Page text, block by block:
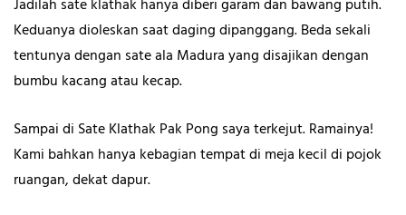
Jadilah sate klathak hanya diberi garam dan bawang putih.
Keduanya dioleskan saat daging dipanggang. Beda sekali
tentunya dengan sate ala Madura yang disajikan dengan
bumbu kacang atau kecap.
Sampai di Sate Klathak Pak Pong saya terkejut. Ramainya!
Kami bahkan hanya kebagian tempat di meja kecil di pojok
ruangan, dekat dapur.